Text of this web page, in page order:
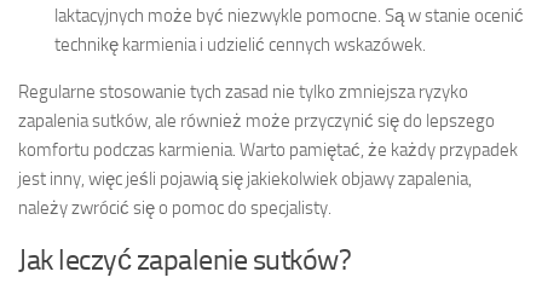
laktacyjnych może być niezwykle pomocne. Są w stanie ocenić
technikę karmienia i udzielić cennych wskazówek.
Regularne stosowanie tych zasad nie tylko zmniejsza ryzyko
zapalenia sutków, ale również może przyczynić się do lepszego
komfortu podczas karmienia. Warto pamiętać, że każdy przypadek
jest inny, więc jeśli pojawią się jakiekolwiek objawy zapalenia,
należy zwrócić się o pomoc do specjalisty.
Jak leczyć zapalenie sutków?